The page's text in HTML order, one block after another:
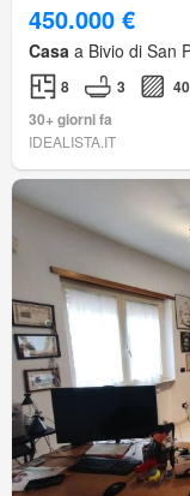
450.000 €
Casa a Bivio di San
8 3
30+ giorni fa
IDEALISTA.IT